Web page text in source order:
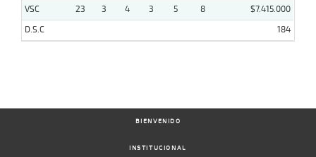
VSC
23 3 4 3 5 8
$7.415.000
D.S.C
184
BIENVENIDO
INSTITUCIONAL